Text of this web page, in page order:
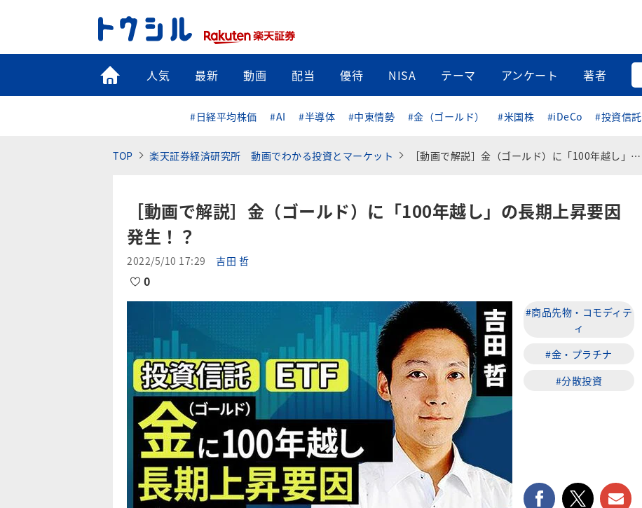
トップ
人気 最新 動画 配当 優待 NISA テーマ アンケート 著者
#日経平均株価 #AI #半導体 #中東情勢 #金（ゴールド） #米国株 #iDeCo #投資信託
TOP 楽天証券経済研究所 動画でわかる投資とマーケット ［動画で解説］金（ゴールド）に「100年越し」の長期上昇要因発生！？
［動画で解説］金（ゴールド）に「100年越し」の長期上昇要因
発生！？
2022/5/10 17:29 吉田 哲
0
#商品先物・コモディテ
ィ
#金・プラチナ
#分散投資
facebooktwitter